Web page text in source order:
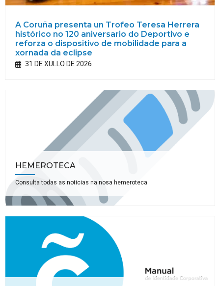
A Coruña presenta un Trofeo Teresa Herrera
histórico no 120 aniversario do Deportivo e
reforza o dispositivo de mobilidade para a
xornada da eclipse
31 DE XULLO DE 2026
HEMEROTECA
Consulta todas as noticias na nosa hemeroteca